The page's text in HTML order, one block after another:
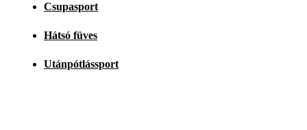
Csupasport
Hátsó füves
Utánpótlássport